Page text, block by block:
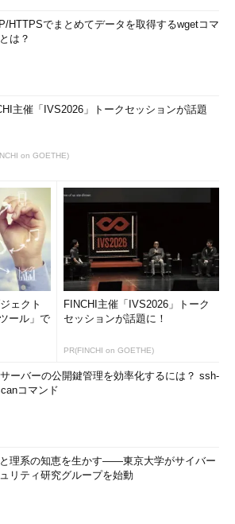
HTTPSでまとめてデータを取得するwgetコマ
は？
主催「IVS2026」トークセッションが話題
on GOETHE)
ェクト
ール」で
FINCHI主催「IVS2026」トーク
セッションが話題に！
PR(FINCHI on GOETHE)
ーバーの公開鍵管理を効率化するには？ ssh-
コマンド
理系の知恵を生かす――東京大学がサイバー
リティ研究グループを始動